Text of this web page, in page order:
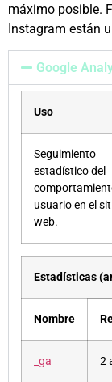
máximo posible.
Instagram están
Google
Uso
Seguimiento
estadístico del
usuario en el
web.
Estadísticas
Nombre
_ga 2